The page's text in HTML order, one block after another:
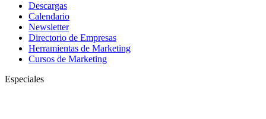
Descargas
Calendario
Newsletter
Directorio de Empresas
Herramientas de Marketing
Cursos de Marketing
Especiales